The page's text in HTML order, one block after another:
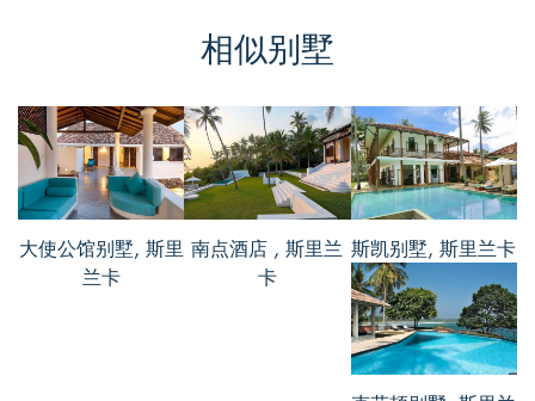
已经是我在这的第四天了，每天晚上都是
物的嬉闹声中醒来的，很自然的一个别
墅。几乎感受不到现代科技的喧闹感，在
这里一切都是那么的自然，纯净。周围的
景点也蛮多的，交通还蛮便利的。泳池也
很有特色，好似丛林小溪一样的感觉，周
围的灌木丛给泳池增添了一丝新奇感。
相似别墅
大使公馆别墅, 斯里
兰卡
南点酒店 , 斯里兰
卡
斯凯别墅, 斯里兰卡